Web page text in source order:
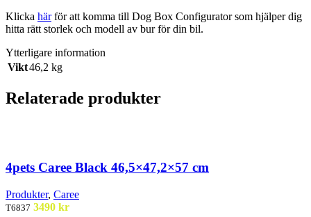
Klicka härför att komma till Dog Box Configurator som hjälper dig
hitta rätt storlek och modell av bur för din bil.
Ytterligare information
Vikt46,2 kg
Relaterade produkter
4pets Caree Black 46,5×47,2×57 cm
Produkter, Caree
T6837 3490 kr